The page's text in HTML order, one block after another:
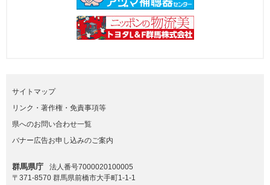
サイトマップ
リンク・著作権・免責事項等
県へのお問い合わせ一覧
バナー広告お申し込みのご案内
群馬県庁
法人番号7000020100005
〒371-8570 群馬県前橋市大手町1-1-1